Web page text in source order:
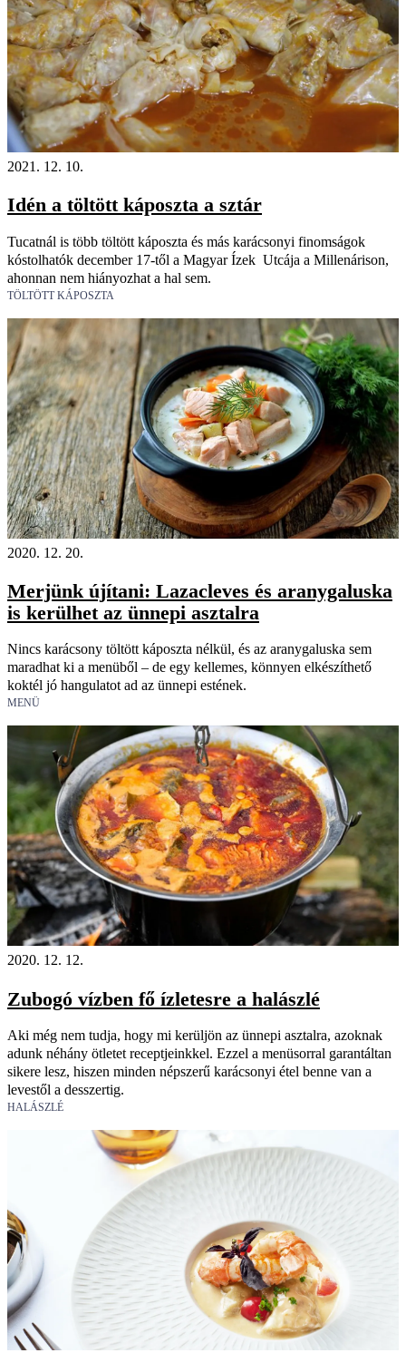
2021. 12. 10.
Idén a töltött káposzta a sztár
Tucatnál is több töltött káposzta és más karácsonyi finomságok
kóstolhatók december 17-től a Magyar Ízek Utcája a Millenárison,
ahonnan nem hiányozhat a hal sem.
TÖLTÖTT KÁPOSZTA
2020. 12. 20.
Merjünk újítani: Lazacleves és aranygaluska
is kerülhet az ünnepi asztalra
Nincs karácsony töltött káposzta nélkül, és az aranygaluska sem
maradhat ki a menüből – de egy kellemes, könnyen elkészíthető
koktél jó hangulatot ad az ünnepi estének.
MENÜ
2020. 12. 12.
Zubogó vízben fő ízletesre a halászlé
Aki még nem tudja, hogy mi kerüljön az ünnepi asztalra, azoknak
adunk néhány ötletet receptjeinkkel. Ezzel a menüsorral garantáltan
sikere lesz, hiszen minden népszerű karácsonyi étel benne van a
levestől a desszertig.
HALÁSZLÉ